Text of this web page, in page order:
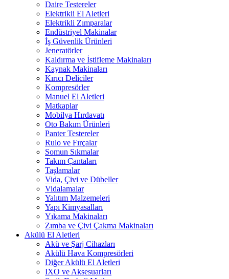
Daire Testereler
Elektrikli El Aletleri
Elektrikli Zımparalar
Endüstriyel Makinalar
İş Güvenlik Ürünleri
Jeneratörler
Kaldırma ve İstifleme Makinaları
Kaynak Makinaları
Kırıcı Deliciler
Kompresörler
Manuel El Aletleri
Matkaplar
Mobilya Hırdavatı
Oto Bakım Ürünleri
Panter Testereler
Rulo ve Fırçalar
Somun Sıkmalar
Takım Çantaları
Taşlamalar
Vida, Çivi ve Dübeller
Vidalamalar
Yalıtım Malzemeleri
Yapı Kimyasalları
Yıkama Makinaları
Zımba ve Çivi Çakma Makinaları
Akülü El Aletleri
Akü ve Şarj Cihazları
Akülü Hava Kompresörleri
Diğer Akülü El Aletleri
IXO ve Aksesuarları